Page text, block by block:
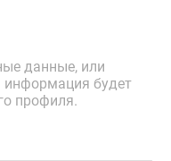
данные, или
информация будет
профиля.